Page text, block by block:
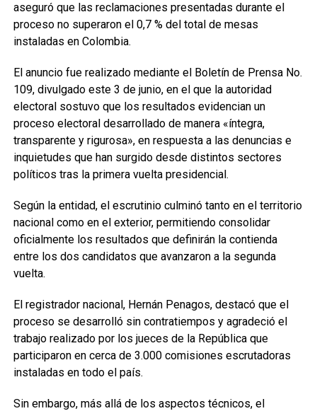
aseguró que las reclamaciones presentadas durante el
proceso no superaron el 0,7 % del total de mesas
instaladas en Colombia.
El anuncio fue realizado mediante el Boletín de Prensa No.
109, divulgado este 3 de junio, en el que la autoridad
electoral sostuvo que los resultados evidencian un
proceso electoral desarrollado de manera «íntegra,
transparente y rigurosa», en respuesta a las denuncias e
inquietudes que han surgido desde distintos sectores
políticos tras la primera vuelta presidencial.
Según la entidad, el escrutinio culminó tanto en el territorio
nacional como en el exterior, permitiendo consolidar
oficialmente los resultados que definirán la contienda
entre los dos candidatos que avanzaron a la segunda
vuelta.
El registrador nacional, Hernán Penagos, destacó que el
proceso se desarrolló sin contratiempos y agradeció el
trabajo realizado por los jueces de la República que
participaron en cerca de 3.000 comisiones escrutadoras
instaladas en todo el país.
Sin embargo, más allá de los aspectos técnicos, el